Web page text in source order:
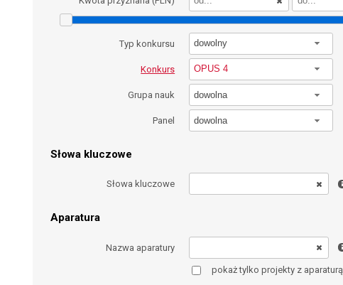
Typ konkursu dowolny
Konkurs OPUS 4
Grupa nauk dowolna
Panel dowolna
Słowa kluczowe
Słowa kluczowe
Aparatura
Nazwa aparatury
pokaż tylko projekty z aparaturą